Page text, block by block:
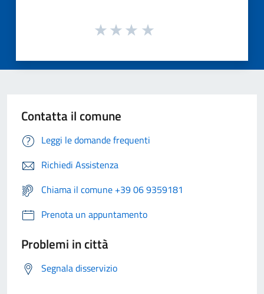
Contatta il comune
Leggi le domande frequenti
Richiedi Assistenza
Chiama il comune +39 06 9359181
Prenota un appuntamento
Problemi in città
Segnala disservizio